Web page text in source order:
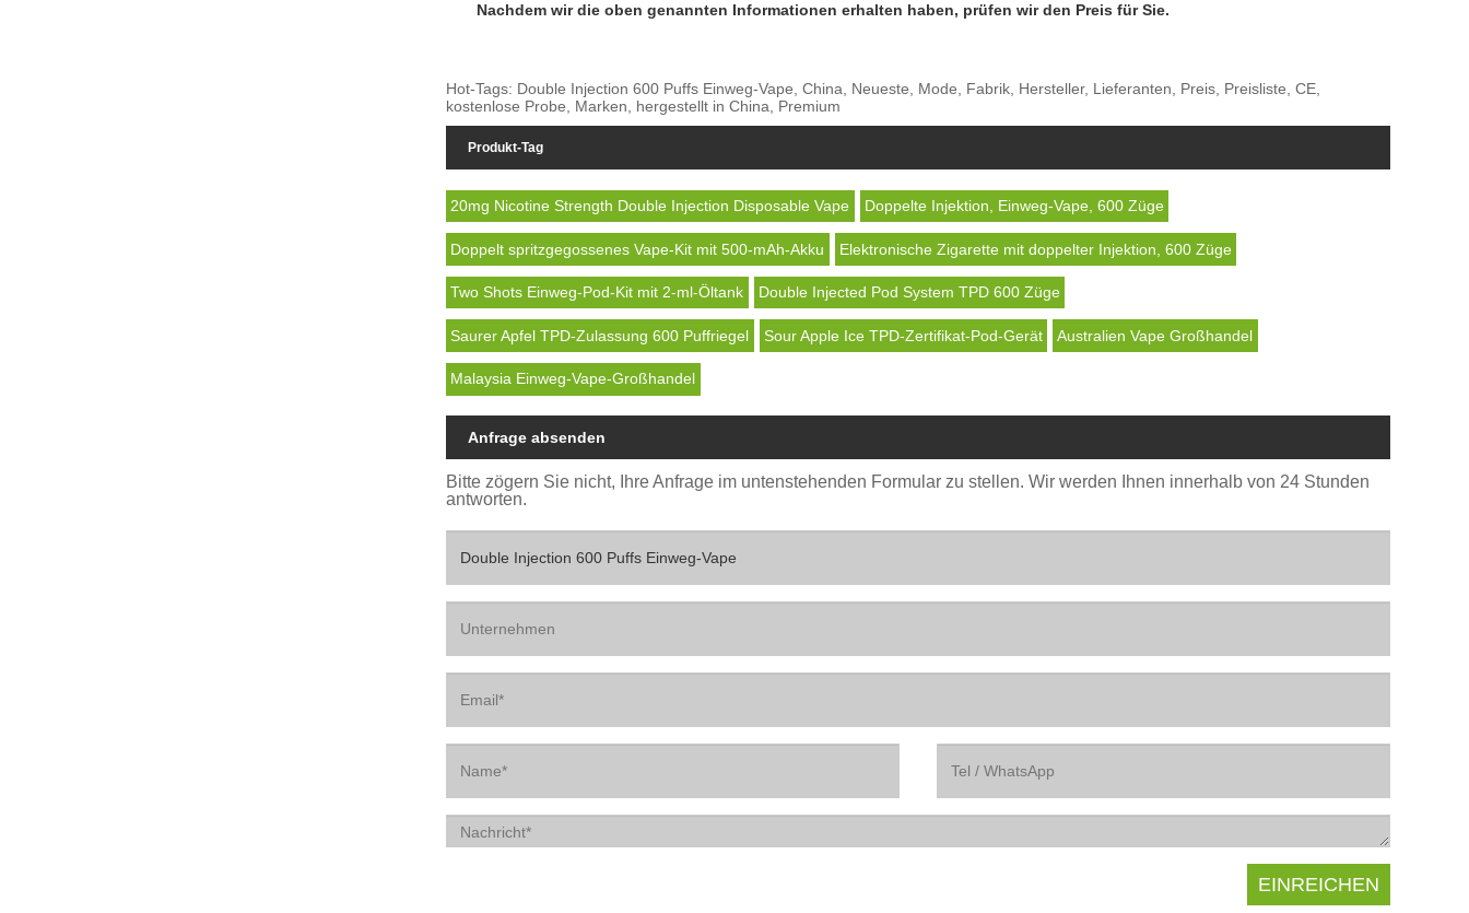
Nachdem wir die oben genannten Informationen erhalten haben, prüfen wir den Preis für Sie.
Hot-Tags: Double Injection 600 Puffs Einweg-Vape, China, Neueste, Mode, Fabrik, Hersteller, Lieferanten, Preis, Preisliste, CE,
kostenlose Probe, Marken, hergestellt in China, Premium
Produkt-Tag
20mg Nicotine Strength Double Injection Disposable Vape Doppelte Injektion, Einweg-Vape, 600 Züge
Doppelt spritzgegossenes Vape-Kit mit 500-mAh-Akku Elektronische Zigarette mit doppelter Injektion, 600 Züge
Two Shots Einweg-Pod-Kit mit 2-ml-Öltank Double Injected Pod System TPD 600 Züge
Saurer Apfel TPD-Zulassung 600 Puffriegel Sour Apple Ice TPD-Zertifikat-Pod-Gerät Australien Vape Großhandel
Malaysia Einweg-Vape-Großhandel
Anfrage absenden
Bitte zögern Sie nicht, Ihre Anfrage im untenstehenden Formular zu stellen. Wir werden Ihnen innerhalb von 24 Stunden
antworten.